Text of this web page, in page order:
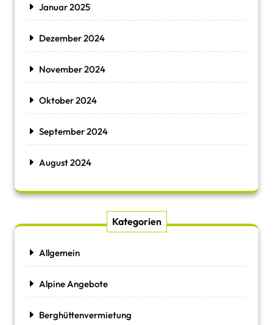
Januar 2025
Dezember 2024
November 2024
Oktober 2024
September 2024
August 2024
Kategorien
Allgemein
Alpine Angebote
Berghüttenvermietung